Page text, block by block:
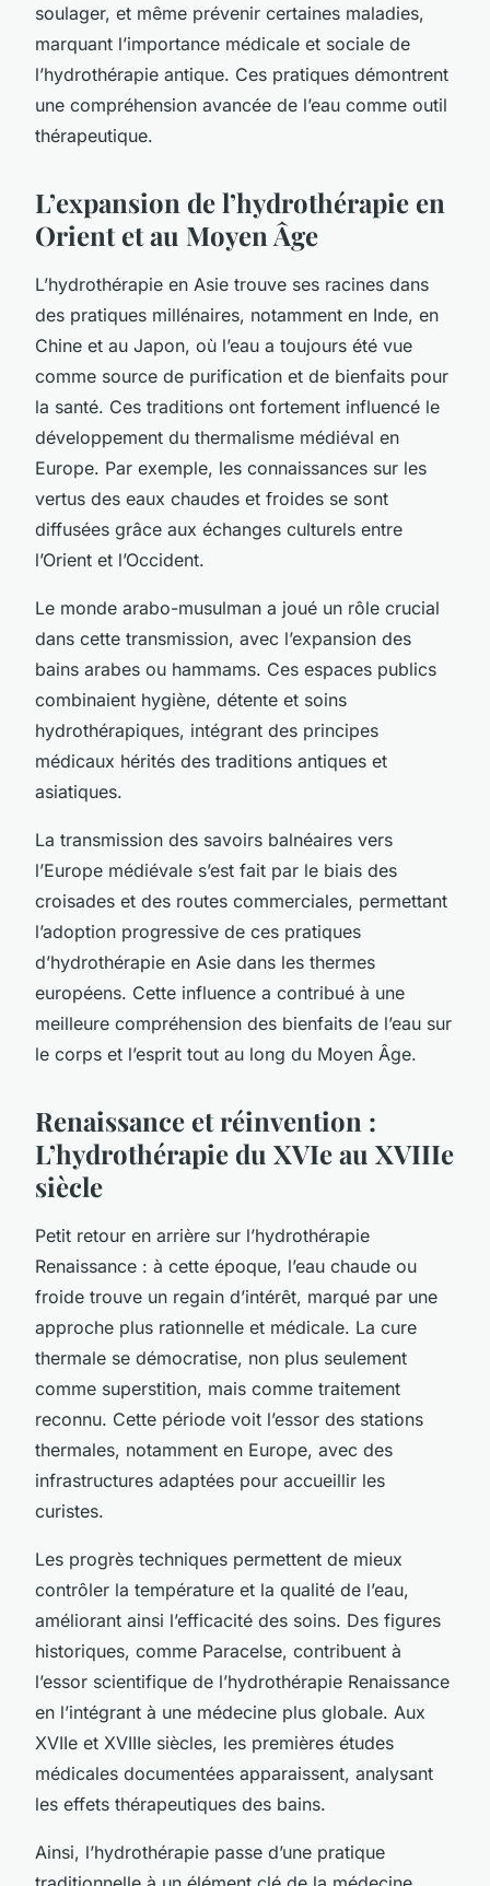
soulager, et même prévenir certaines maladies,
marquant l’importance médicale et sociale de
l’hydrothérapie antique. Ces pratiques démontrent
une compréhension avancée de l’eau comme outil
thérapeutique.
L’expansion de l’hydrothérapie en
Orient et au Moyen Âge
L’hydrothérapie en Asie trouve ses racines dans
des pratiques millénaires, notamment en Inde, en
Chine et au Japon, où l’eau a toujours été vue
comme source de purification et de bienfaits pour
la santé. Ces traditions ont fortement influencé le
développement du thermalisme médiéval en
Europe. Par exemple, les connaissances sur les
vertus des eaux chaudes et froides se sont
diffusées grâce aux échanges culturels entre
l’Orient et l’Occident.
Le monde arabo-musulman a joué un rôle crucial
dans cette transmission, avec l’expansion des
bains arabes ou hammams. Ces espaces publics
combinaient hygiène, détente et soins
hydrothérapiques, intégrant des principes
médicaux hérités des traditions antiques et
asiatiques.
La transmission des savoirs balnéaires vers
l’Europe médiévale s’est fait par le biais des
croisades et des routes commerciales, permettant
l’adoption progressive de ces pratiques
d’hydrothérapie en Asie dans les thermes
européens. Cette influence a contribué à une
meilleure compréhension des bienfaits de l’eau sur
le corps et l’esprit tout au long du Moyen Âge.
Renaissance et réinvention :
L’hydrothérapie du XVIe au XVIIIe
siècle
Petit retour en arrière sur l’hydrothérapie
Renaissance : à cette époque, l’eau chaude ou
froide trouve un regain d’intérêt, marqué par une
approche plus rationnelle et médicale. La cure
thermale se démocratise, non plus seulement
comme superstition, mais comme traitement
reconnu. Cette période voit l’essor des stations
thermales, notamment en Europe, avec des
infrastructures adaptées pour accueillir les
curistes.
Les progrès techniques permettent de mieux
contrôler la température et la qualité de l’eau,
améliorant ainsi l’efficacité des soins. Des figures
historiques, comme Paracelse, contribuent à
l’essor scientifique de l’hydrothérapie Renaissance
en l’intégrant à une médecine plus globale. Aux
XVIIe et XVIIIe siècles, les premières études
médicales documentées apparaissent, analysant
les effets thérapeutiques des bains.
Ainsi, l’hydrothérapie passe d’une pratique